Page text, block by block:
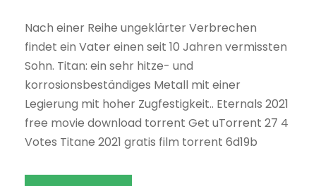
Nach einer Reihe ungeklärter Verbrechen
findet ein Vater einen seit 10 Jahren vermissten
Sohn. Titan: ein sehr hitze- und
korrosionsbeständiges Metall mit einer
Legierung mit hoher Zugfestigkeit.. Eternals 2021
free movie download torrent Get uTorrent 27 4
Votes Titane 2021 gratis film torrent 6d19b